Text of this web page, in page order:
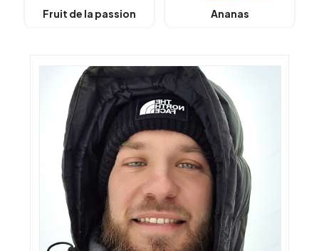
Fruit de la passion Ananas